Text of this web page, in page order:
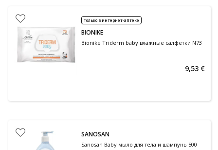
Только в интернет-аптеке
BIONIKE
Bionike Triderm baby влажные салфетки N73
9,53 €
SANOSAN
Sanosan Baby мыло для тела и шампунь 500